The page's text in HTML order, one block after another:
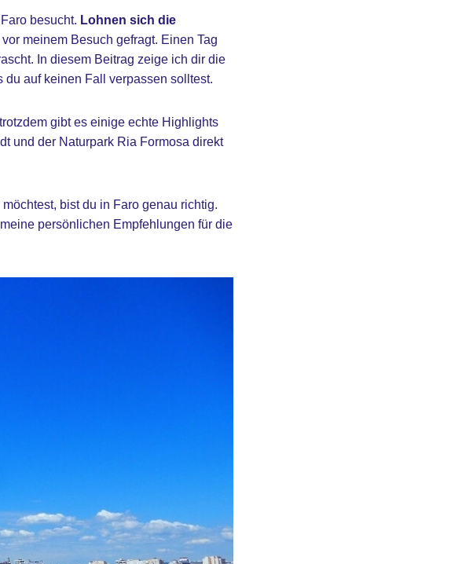
besucht. Lohnen sich die
meinem Besuch gefragt. Einen Tag
In diesem Beitrag zeige ich dir die
auf keinen Fall verpassen solltest.
gibt es einige echte Highlights
und der Naturpark Ria Formosa direkt
bist du in Faro genau richtig.
persönlichen Empfehlungen für die